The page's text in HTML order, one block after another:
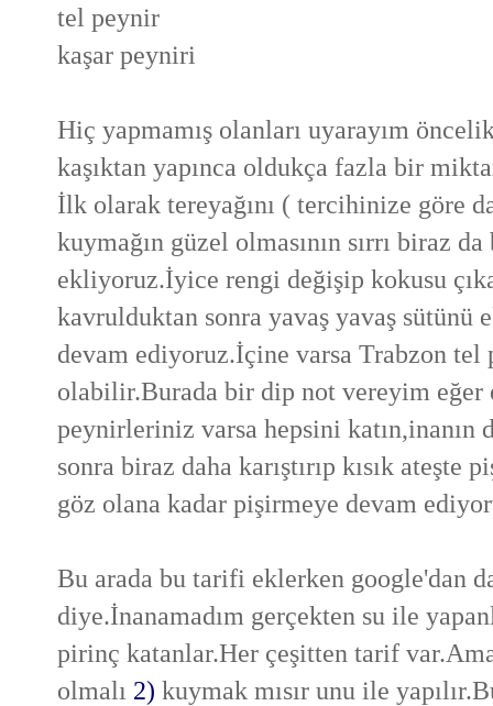
tel peynir
kaşar peyniri
Hiç yapmamış olanları uyarayım
kaşıktan yapınca oldukça fazla bir
İlk olarak tereyağını ( tercihinize göre
kuymağın güzel olmasının sırrı biraz
ekliyoruz.İyice rengi değişip kokusu
kavrulduktan sonra yavaş yavaş sütünü
devam ediyoruz.İçine varsa Trabzon
olabilir.Burada bir dip not vereyim eğer
peynirleriniz varsa hepsini katın,inanın
sonra biraz daha karıştırıp kısık ateşte
göz olana kadar pişirmeye devam
Bu arada bu tarifi eklerken google'dan
diye.İnanamadım gerçekten su ile
pirinç katanlar.Her çeşitten tarif
olmalı 2) kuymak mısır unu ile